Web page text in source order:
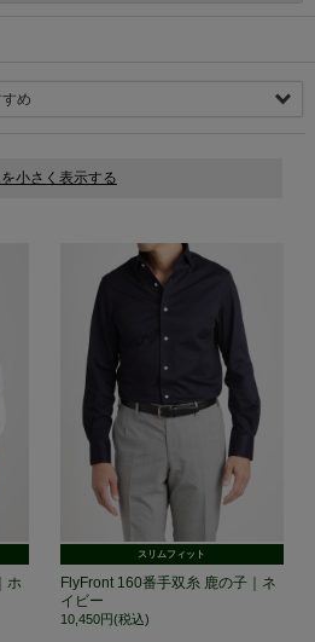
ホ
スリムフィット
FlyFront 160番手双糸 鹿の子｜ネ
イビー
10,450円(税込)